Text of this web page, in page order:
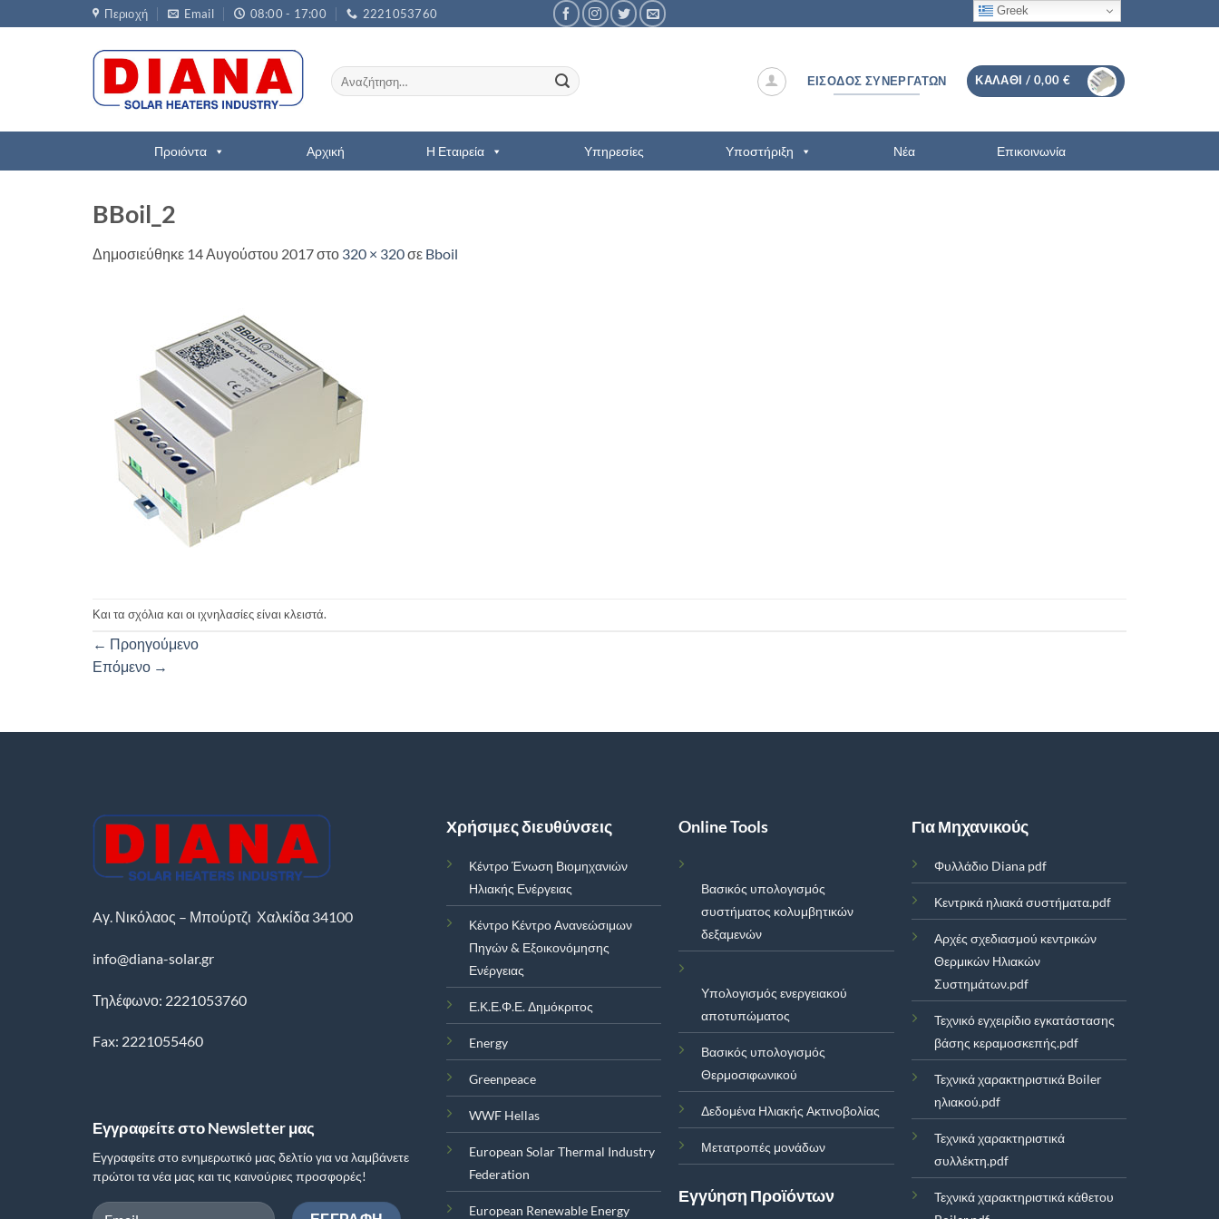
στο
Περιοχή Email 08:00 - 17:00 2221053760
Αναζήτηση
για:
ΕΊΣΟΔΟΣ ΣΥΝΕΡΓΑΤΏΝ ΚΑΛΆΘΙ / 0,00 €
Προιόντα Αρχική Η Εταιρεία Υπηρεσίες Υποστήριξη Νέα Επικοινωνία
BBoil_2
Δημοσιεύθηκε 14 Αυγούστου 2017στο 320 × 320σε Bboil
Και τα σχόλια και οι ιχνηλασίες είναι κλειστά.
← Προηγούμενο
Επόμενο →
Aγ. Νικόλαος – Μπούρτζι Χαλκίδα 34100
info@diana-solar.gr
Τηλέφωνο: 2221053760
Fax: 2221055460
Εγγραφείτε στο Newsletter μας
Εγγραφείτε στο ενημερωτικό μας δελτίο για να λαμβάνετε
πρώτοι τα νέα μας και τις καινούριες προσφορές!
Χρήσιμες διευθύνσεις
Κέντρο Ένωση Βιομηχανιών
Ηλιακής Ενέργειας
Κέντρο Κέντρο Ανανεώσιμων
Πηγών & Εξοικονόμησης
Ενέργειας
Ε.Κ.Ε.Φ.Ε. Δημόκριτος
Energy
Greenpeace
WWF Hellas
European Solar Thermal Industry
Federation
European Renewable Energy
Online Tools
Βασικός υπολογισμός
συστήματος κολυμβητικών
δεξαμενών
Υπολογισμός ενεργειακού
αποτυπώματος
Βασικός υπολογισμός
Θερμοσιφωνικού
Δεδομένα Ηλιακής Ακτινοβολίας
Μετατροπές μονάδων
Εγγύηση Προϊόντων
Για Μηχανικούς
Φυλλάδιο Diana pdf
Κεντρικά ηλιακά συστήματα.pdf
Αρχές σχεδιασμού κεντρικών
Θερμικών Ηλιακών
Συστημάτων.pdf
Τεχνικό εγχειρίδιο εγκατάστασης
βάσης κεραμοσκεπής.pdf
Τεχνικά χαρακτηριστικά Boiler
ηλιακού.pdf
Τεχνικά χαρακτηριστικά
συλλέκτη.pdf
Τεχνικά χαρακτηριστικά κάθετου
Greek